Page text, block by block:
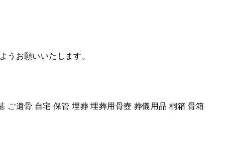
お願いいたします。
遺骨 自宅 保管 埋葬 埋葬用骨壺 葬儀用品 桐箱 骨箱